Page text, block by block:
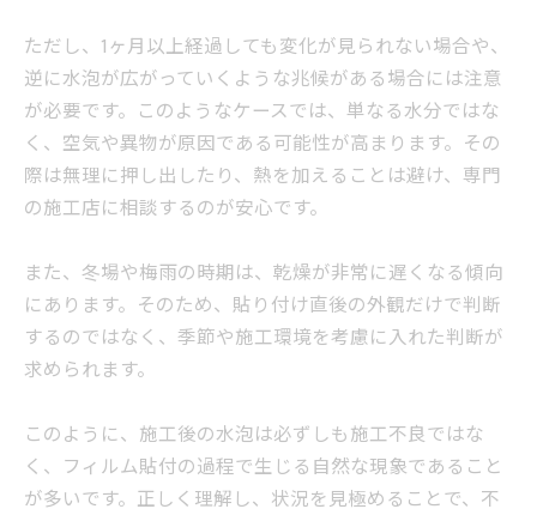
ただし、1ヶ月以上経過しても変化が見られない場合や、
逆に水泡が広がっていくような兆候がある場合には注意
が必要です。このようなケースでは、単なる水分ではな
く、空気や異物が原因である可能性が高まります。その
際は無理に押し出したり、熱を加えることは避け、専門
の施工店に相談するのが安心です。
また、冬場や梅雨の時期は、乾燥が非常に遅くなる傾向
にあります。そのため、貼り付け直後の外観だけで判断
するのではなく、季節や施工環境を考慮に入れた判断が
求められます。
このように、施工後の水泡は必ずしも施工不良ではな
く、フィルム貼付の過程で生じる自然な現象であること
が多いです。正しく理解し、状況を見極めることで、不